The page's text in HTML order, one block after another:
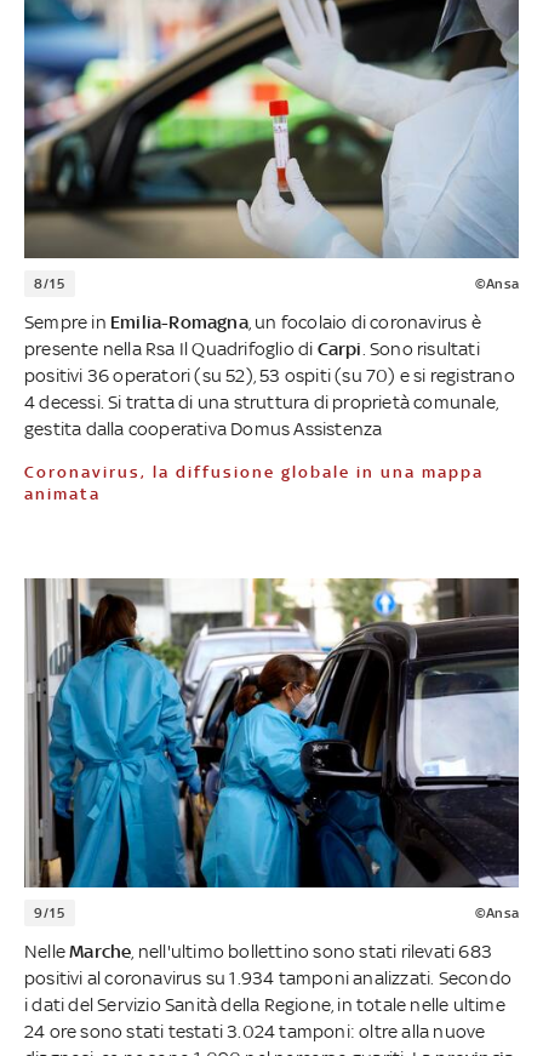
8/15 ©Ansa
Sempre in Emilia-Romagna, un focolaio di coronavirus è
presente nella Rsa Il Quadrifoglio di Carpi. Sono risultati
positivi 36 operatori (su 52), 53 ospiti (su 70) e si registrano
4 decessi. Si tratta di una struttura di proprietà comunale,
gestita dalla cooperativa Domus Assistenza
Coronavirus, la diffusione globale in una mappa
animata
9/15 ©Ansa
NelleMarche, nell'ultimo bollettino sono stati rilevati 683
positivi al coronavirus su 1.934 tamponi analizzati. Secondo
i dati del Servizio Sanità della Regione, in totale nelle ultime
24 ore sono stati testati 3.024 tamponi: oltre alla nuove